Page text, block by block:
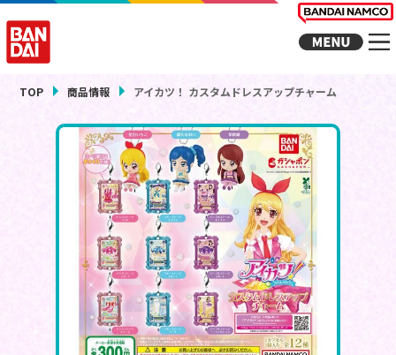
TOP 商品情報 アイカツ！ カスタムドレスアップチャーム